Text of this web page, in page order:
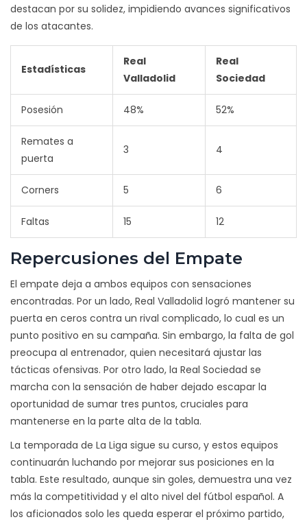
destacan por su solidez, impidiendo avances significativos
de los atacantes.
Estadísticas
Real
Valladolid
Real
Sociedad
Posesión 48% 52%
Remates a
puerta
3 4
Corners 5 6
Faltas 15 12
Repercusiones del Empate
El empate deja a ambos equipos con sensaciones
encontradas. Por un lado, Real Valladolid logró mantener su
puerta en ceros contra un rival complicado, lo cual es un
punto positivo en su campaña. Sin embargo, la falta de gol
preocupa al entrenador, quien necesitará ajustar las
tácticas ofensivas. Por otro lado, la Real Sociedad se
marcha con la sensación de haber dejado escapar la
oportunidad de sumar tres puntos, cruciales para
mantenerse en la parte alta de la tabla.
La temporada de La Liga sigue su curso, y estos equipos
continuarán luchando por mejorar sus posiciones en la
tabla. Este resultado, aunque sin goles, demuestra una vez
más la competitividad y el alto nivel del fútbol español. A
los aficionados solo les queda esperar el próximo partido,